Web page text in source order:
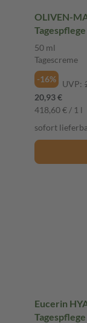
OLIVEN-
50 ml
Tagescreme
-16%
UVP:
20,93 €
418,60 € / 1 l
sofort
Eucerin